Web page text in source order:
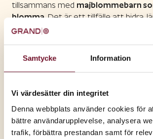
Samtycke Information
Vi värdesätter din integritet
Denna webbplats använder cookies för
bättre användarupplevelse, analysera
trafik, förbättra prestandan samt för
tillsammans med majblommebarn
blomma. Det är ett tillfälle att bidra,
organisationens arbete och möta
Och för att göra ännu större skillnad
per besökaredenna dag till
för en barndom fri från fattigdom.
du också!
Program under dagen: